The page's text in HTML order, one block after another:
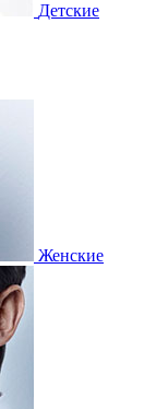
Детские
Женские